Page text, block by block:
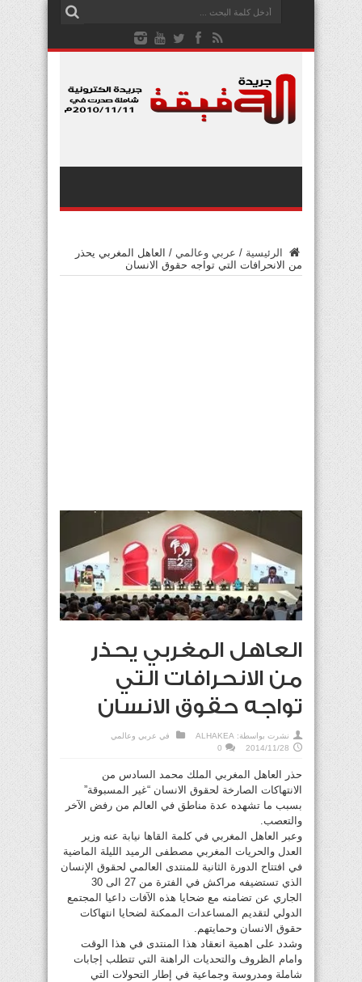
الرئيسية / عربي وعالمي / العاهل المغربي يحذر
من الانحرافات التي تواجه حقوق الانسان
العاهل المغربي يحذر
من الانحرافات التي
تواجه حقوق الانسان
نشرت بواسطة: ALHAKEA في عربي وعالمي
2014/11/28
0
حذر العاهل المغربي الملك محمد السادس من
الانتهاكات الصارخة لحقوق الانسان “غير المسبوقة”
بسبب ما تشهده عدة مناطق في العالم من رفض الآخر
والتعصب.
وعبر العاهل المغربي في كلمة القاها نيابة عنه وزير
العدل والحريات المغربي مصطفى الرميد الليلة الماضية
في افتتاح الدورة الثانية للمنتدى العالمي لحقوق الإنسان
الذي تستضيفه مراكش في الفترة من 27 الى 30
الجاري عن تضامنه مع ضحايا هذه الآفات داعيا المجتمع
الدولي لتقديم المساعدات الممكنة لضحايا انتهاكات
حقوق الانسان وحمايتهم.
وشدد على اهمية انعقاد هذا المنتدى في هذا الوقت
وامام الظروف والتحديات الراهنة التي تتطلب إجابات
شاملة ومدروسة وجماعية في إطار التحولات التي